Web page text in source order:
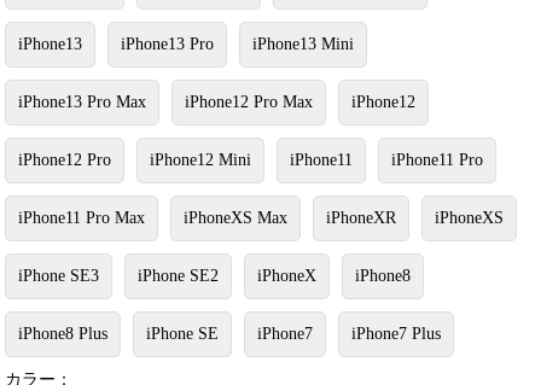
iPhone13 iPhone13 Pro iPhone13 Mini
iPhone13 Pro Max iPhone12 Pro Max iPhone12
iPhone12 Pro iPhone12 Mini iPhone11 iPhone11 Pro
iPhone11 Pro Max iPhoneXS Max iPhoneXR iPhoneXS
iPhone SE3 iPhone SE2 iPhoneX iPhone8
iPhone8 Plus iPhone SE iPhone7 iPhone7 Plus
カラー：